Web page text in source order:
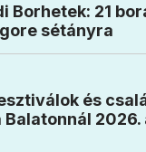
Borhetek: 21
sétányra
és
2026.